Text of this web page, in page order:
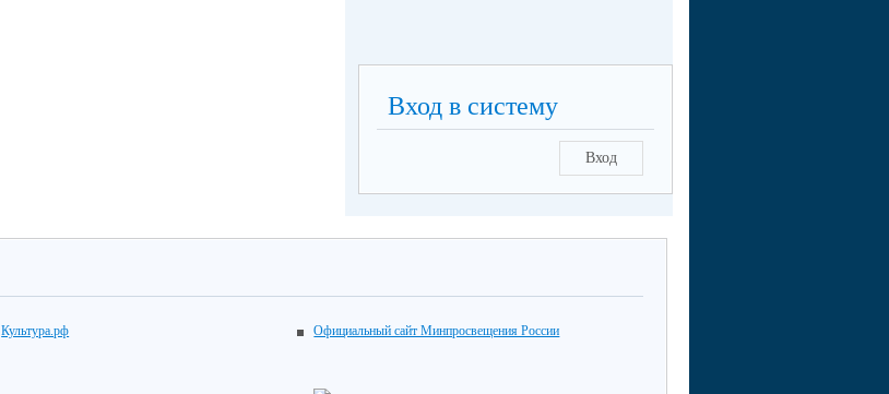
Вход в систему
Вход
Культура.рф Официальный сайт Минпросвещения России